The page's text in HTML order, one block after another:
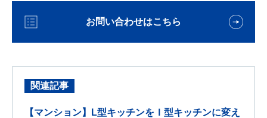
お問い合わせはこちら
関連記事
【マンション】L型キッチンをＩ型キッチンに変え